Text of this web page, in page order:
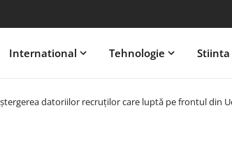
International Tehnologie Stiinta
datoriilor recruţilor care luptă pe frontul din